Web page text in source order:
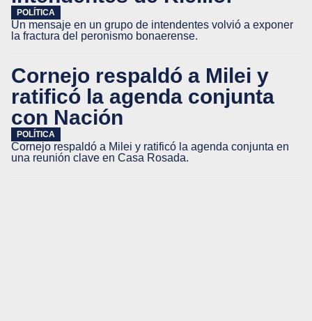
POLÍTICA
Un mensaje en un grupo de intendentes volvió a exponer
la fractura del peronismo bonaerense.
Cornejo respaldó a Milei y
ratificó la agenda conjunta
con Nación
POLÍTICA
Cornejo respaldó a Milei y ratificó la agenda conjunta en
una reunión clave en Casa Rosada.